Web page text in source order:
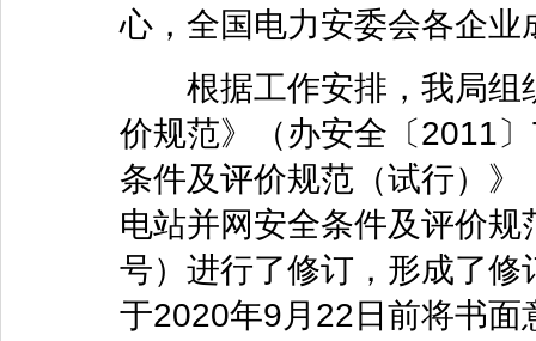
心，全国电力安委会各企业
根据工作安排，我局组
价规范》（办安全〔2011
条件及评价规范（试行）
电站并网安全条件及评价
号）进行了修订，形成了
于2020年9月22日前将书面